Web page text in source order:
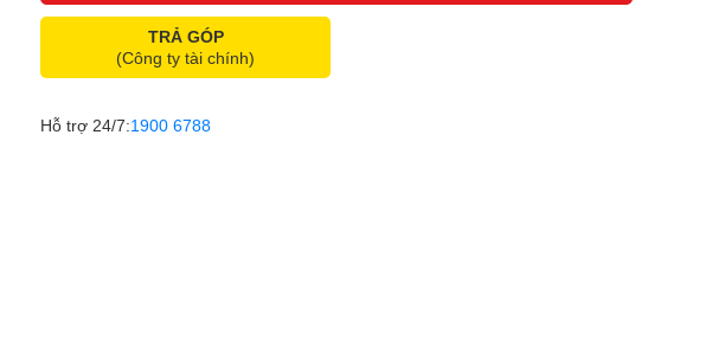
TRẢ GÓP
(Công ty tài chính)
Hỗ trợ 24/7:1900 6788